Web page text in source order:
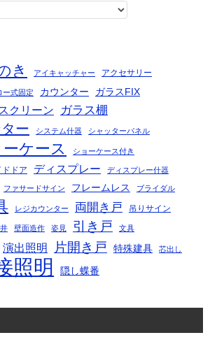
き アイキャッチャー アクセサリー
ー式固定 カウンター ガラスFIX
クリーン ガラス棚
ー システム什器 シャッターパネル
ケース ショーケース付き
ドドア ディスプレー ディスプレー什器
ファサードサイン フレームレス ブライダル
レジカウンター 両開き戸 吊りサイン
壁面造作 姿見 引き戸 文具
演出照明 片開き戸 特殊建具 芯出し
照明 隠し蝶番